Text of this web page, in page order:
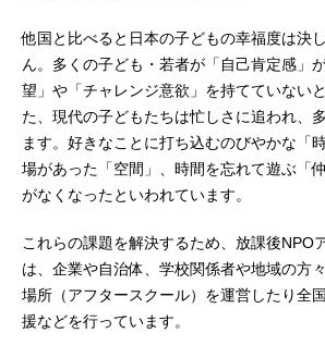
他国と比べると日本の子どもの幸福度は決
ん。多くの子ども・若者が「自己肯定感」
望」や「チャレンジ意欲」を持てていない
た、現代の子どもたちは忙しさに追われ、
ます。好きなことに打ち込むのびやかな「
場があった「空間」、時間を忘れて遊ぶ「
がなくなったといわれています。
これらの課題を解決するため、放課後NPO
は、企業や自治体、学校関係者や地域の方
場所（アフタースクール）を運営したり全
援などを行っています。